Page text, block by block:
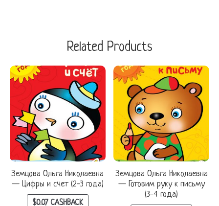
Related Products
Земцова Ольга Николаевна
— Цифры и счет (2-3 года)
$0.07CASHBACK
Земцова Ольга Николаевна
— Готовим руку к письму
(3-4 года)